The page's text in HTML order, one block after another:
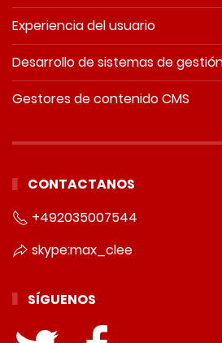
Experiencia del usuario
Desarrollo de sistemas de
Gestores de contenido CMS
CONTACTANOS
+492035007544
skype:max_clee
SÍGUENOS